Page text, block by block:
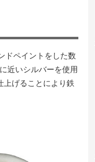
ドペイントをした数
近いシルバーを使用
上げることにより鉄